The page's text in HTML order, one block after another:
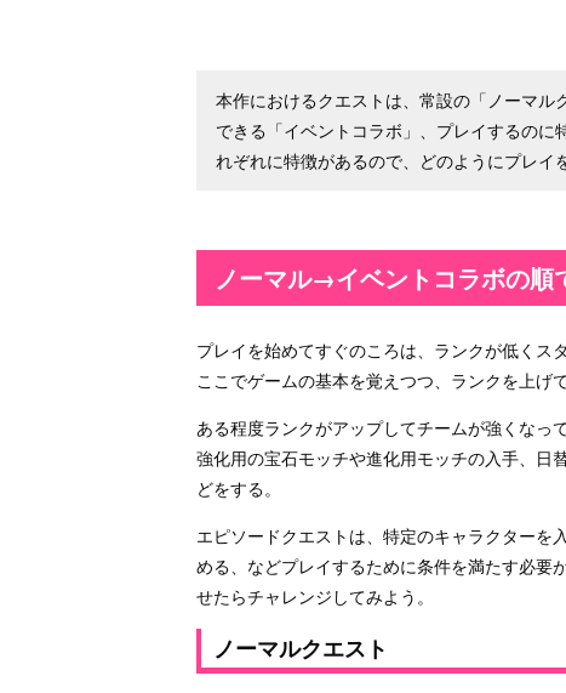
本作におけるクエストは、常設の「ノーマ
できる「イベントコラボ」、プレイするの
れぞれに特徴があるので、どのようにプレイ
ノーマル→イベントコラボの順
プレイを始めてすぐのころは、ランクが低くス
ここでゲームの基本を覚えつつ、ランクを上げ
ある程度ランクがアップしてチームが強くなっ
強化用の宝石モッチや進化用モッチの入手、日
どをする。
エピソードクエストは、特定のキャラクターを
める、などプレイするために条件を満たす必要
せたらチャレンジしてみよう。
ノーマルクエスト